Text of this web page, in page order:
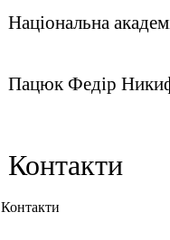
Національна
Пацюк Федір
Контакти
Контакти